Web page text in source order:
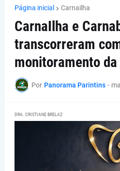
Página inicial Carnailha
CarnaIlha e
transcorreram
monitoramento da
Por Panorama Parintins -
DRA. CRISTIANE BRELAZ